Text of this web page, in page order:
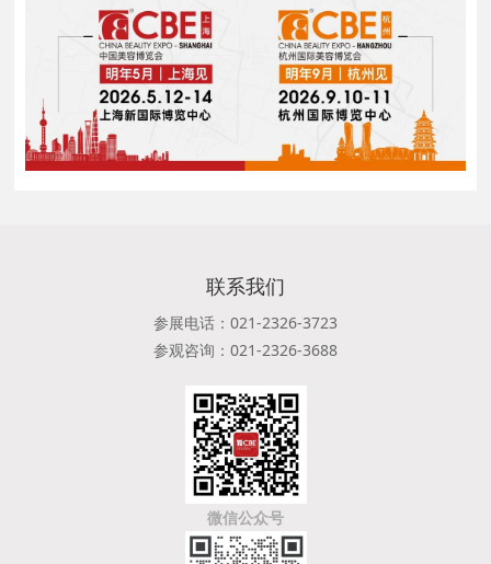
联系我们
参展电话：021-2326-3723
参观咨询：021-2326-3688
微信公众号